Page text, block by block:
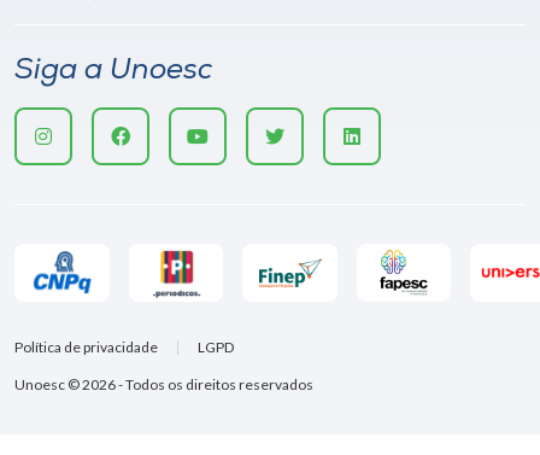
Siga a Unoesc
Unoesc © 2026 - Todos os direitos reservados
Política de privacidade LGPD